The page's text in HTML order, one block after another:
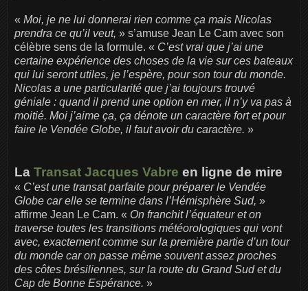
« Moi, je ne lui donnerai rien comme ça mais Nicolas
prendra ce qu’il veut, » s’amuse Jean Le Cam avec son
célèbre sens de la formule. « C’est vrai que j’ai une
certaine expérience des choses de la vie sur ces bateaux
qui lui seront utiles, je l’espère, pour son tour du monde.
Nicolas a une particularité que j’ai toujours trouvé
géniale : quand il prend une option en mer, il n’y va pas à
moitié. Moi j’aime ça, ça dénote un caractère fort et pour
faire le Vendée Globe, il faut avoir du caractère. »
La Transat Jacques Vabre en ligne de mire
« C’est une transat parfaite pour préparer le Vendée
Globe car elle se termine dans l’Hémisphère Sud, »
affirme Jean Le Cam. « On franchit l’équateur et on
traverse toutes les transitions météorologiques qui vont
avec, exactement comme sur la première partie d’un tour
du monde car on passe même souvent assez proches
des côtes brésiliennes, sur la route du Grand Sud et du
Cap de Bonne Espérance. »